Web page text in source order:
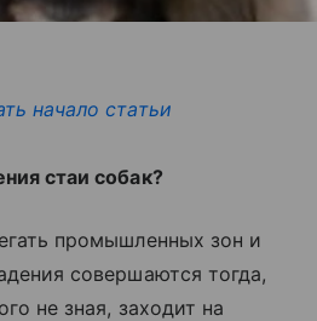
начало статьи
стаи собак?
промышленных зон и
совершаются тогда,
не зная, заходит на